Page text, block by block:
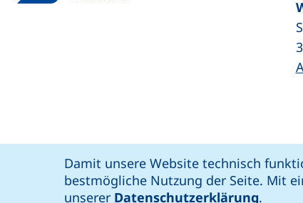
Damit unsere Website technisch
bestmögliche Nutzung der Seite. Mit
unserer Datenschutzerklärung.
Ostfalia @: soziale Medien
unsere Facebook-Seite (externer
unsere LinkedIn-Seite
unsere Instagram-
unsere